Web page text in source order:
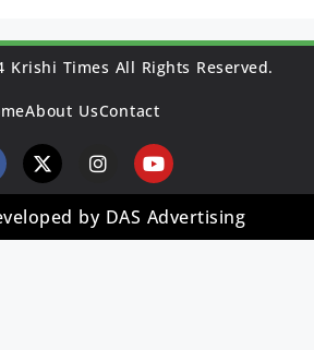
Krishi Times All Rights Reserved.
About UsContact
by DAS Advertising